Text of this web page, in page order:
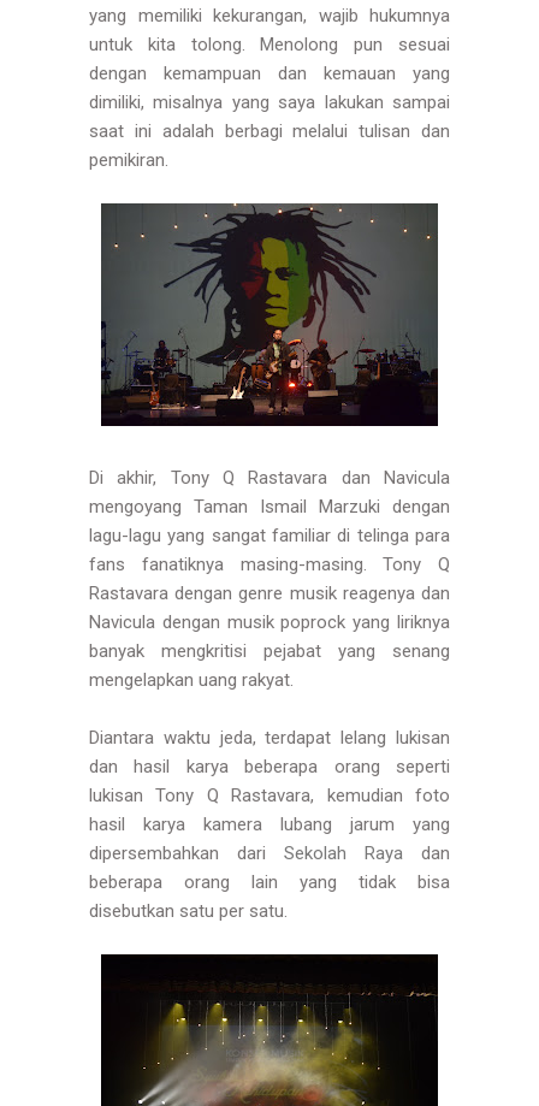
yang memiliki kekurangan, wajib hukumnya
untuk kita tolong. Menolong pun sesuai
dengan kemampuan dan kemauan yang
dimiliki, misalnya yang saya lakukan sampai
saat ini adalah berbagi melalui tulisan dan
pemikiran.
Di akhir, Tony Q Rastavara dan Navicula
mengoyang Taman Ismail Marzuki dengan
lagu-lagu yang sangat familiar di telinga para
fans fanatiknya masing-masing. Tony Q
Rastavara dengan genre musik reagenya dan
Navicula dengan musik poprock yang liriknya
banyak mengkritisi pejabat yang senang
mengelapkan uang rakyat.
Diantara waktu jeda, terdapat lelang lukisan
dan hasil karya beberapa orang seperti
lukisan Tony Q Rastavara, kemudian foto
hasil karya kamera lubang jarum yang
dipersembahkan dari Sekolah Raya dan
beberapa orang lain yang tidak bisa
disebutkan satu per satu.